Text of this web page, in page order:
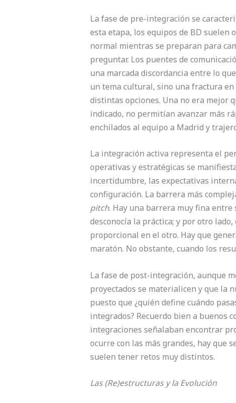
La fase de pre-integración se
esta etapa, los equipos de BD suelen
normal mientras se preparan para
preguntar. Los puentes de
una marcada discordancia entre lo
un tema cultural, sino una fractura en
distintas opciones. Una no era mejor
indicado, no permitían avanzar más
enchilados al equipo a Madrid y
La integración activa representa el
operativas y estratégicas se
incertidumbre, las expectativas
configuración. La barrera más
pitch. Hay una barrera muy fina entre
desconocía la práctica; y por otro lado,
proporcional en el otro. Hay que
maratón. No obstante, cuando los
La fase de post-integración, aunque
proyectados se materialicen y que la
puesto que ¿quién define cuándo
integrados? Recuerdo bien a buenos
integraciones señalaban encontrar
ocurre con las más grandes, hay que
suelen tener retos muy distintos.
Las (Re)estructuras y la Evolución